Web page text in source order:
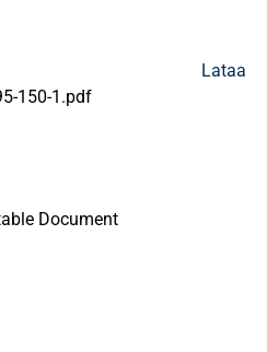
150-1.pdf
Document
Lataa